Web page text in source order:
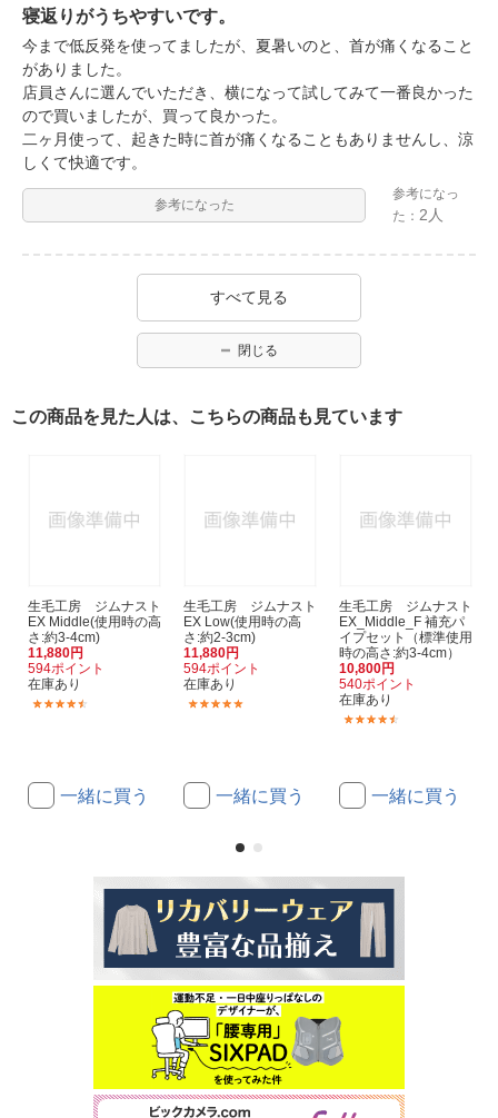
寝返りがうちやすいです。
今まで低反発を使ってましたが、夏暑いのと、首が痛くなること
がありました。
店員さんに選んでいただき、横になって試してみて一番良かった
ので買いましたが、買って良かった。
二ヶ月使って、起きた時に首が痛くなることもありませんし、涼
しくて快適です。
参考になった
参考になっ
た：2人
すべて見る
閉じる
この商品を見た人は、こちらの商品も見ています
生毛工房 ジムナスト
EX Middle(使用時の高
さ:約3-4cm)
11,880円
594ポイント
在庫あり
一緒に買う
生毛工房 ジムナスト
EX Low(使用時の高
さ:約2-3cm)
11,880円
594ポイント
在庫あり
一緒に買う
生毛工房 ジムナスト
EX_Middle_F 補充パ
イプセット（標準使用
時の高さ:約3-4cm）
10,800円
540ポイント
在庫あり
一緒に買う